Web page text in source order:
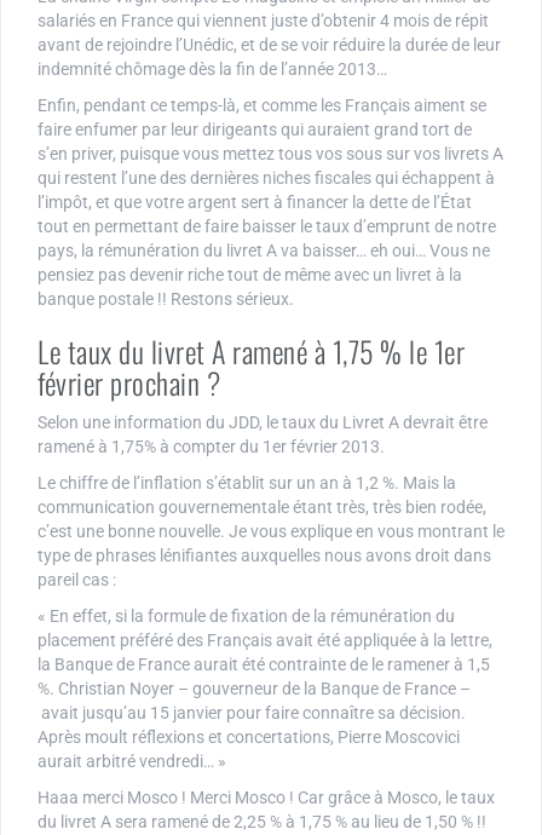
salariés en France qui viennent juste d’obtenir 4 mois de répit
avant de rejoindre l’Unédic, et de se voir réduire la durée de leur
indemnité chômage dès la fin de l’année 2013…
Enfin, pendant ce temps-là, et comme les Français aiment se
faire enfumer par leur dirigeants qui auraient grand tort de
s’en priver, puisque vous mettez tous vos sous sur vos livrets A
qui restent l’une des dernières niches fiscales qui échappent à
l’impôt, et que votre argent sert à financer la dette de l’État
tout en permettant de faire baisser le taux d’emprunt de notre
pays, la rémunération du livret A va baisser… eh oui… Vous ne
pensiez pas devenir riche tout de même avec un livret à la
banque postale !! Restons sérieux.
Le taux du livret A ramené à 1,75 % le 1er
février prochain ?
Selon une information du JDD, le taux du Livret A devrait être
ramené à 1,75% à compter du 1er février 2013.
Le chiffre de l’inflation s’établit sur un an à 1,2 %. Mais la
communication gouvernementale étant très, très bien rodée,
c’est une bonne nouvelle. Je vous explique en vous montrant le
type de phrases lénifiantes auxquelles nous avons droit dans
pareil cas :
« En effet, si la formule de fixation de la rémunération du
placement préféré des Français avait été appliquée à la lettre,
la Banque de France aurait été contrainte de le ramener à 1,5
%. Christian Noyer – gouverneur de la Banque de France –
avait jusqu’au 15 janvier pour faire connaître sa décision.
Après moult réflexions et concertations, Pierre Moscovici
aurait arbitré vendredi… »
Haaa merci Mosco ! Merci Mosco ! Car grâce à Mosco, le taux
du livret A sera ramené de 2,25 % à 1,75 % au lieu de 1,50 % !!